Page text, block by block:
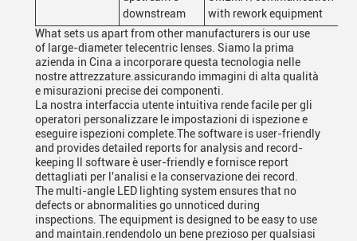
downstream
with rework equipment
What sets us apart from other manufacturers is our use
of large-diameter telecentric lenses. Siamo la prima
azienda in Cina a incorporare questa tecnologia nelle
nostre attrezzature.assicurando immagini di alta qualità
e misurazioni precise dei componenti.
La nostra interfaccia utente intuitiva rende facile per gli
operatori personalizzare le impostazioni di ispezione e
eseguire ispezioni complete.The software is user-friendly
and provides detailed reports for analysis and record-
keeping Il software è user-friendly e fornisce report
dettagliati per l'analisi e la conservazione dei record.
The multi-angle LED lighting system ensures that no
defects or abnormalities go unnoticed during
inspections. The equipment is designed to be easy to use
and maintain.rendendolo un bene prezioso per qualsiasi